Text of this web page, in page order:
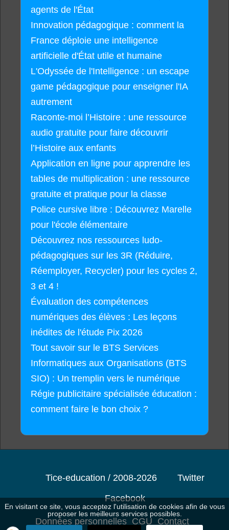
agents de l'État
Innovation pédagogique : comment la
France déploie une intelligence
artificielle d'État utile et humaine
L'Odyssée de l'Intelligence : un escape
game pédagogique pour enseigner l'IA
autrement
Raconte-moi l’Histoire : une ressource
audio gratuite pour faire découvrir
l’Histoire aux enfants
Application en ligne pour apprendre les
tables de multiplication : une ressource
gratuite et pratique pour la classe
Police cursive libre : Découvrez Marelle
pour l'école élémentaire
Découvrez nos ressources ludo-
pédagogiques sur les 3R (Réduire,
Réemployer, Recycler) pour les cycles 2,
3 et 4 !
Évaluation des compétences
numériques des élèves : Les leçons
inédites de l'étude Pix 2026
Tout savoir sur le BTS Services
Informatiques aux Organisations (BTS
SIO) : Un tremplin vers le numérique
Régie publicitaire spécialisée éducation :
comment faire le bon choix ?
Tice-education / 2008-2026
Twitter
Facebook
Données personnelles CGU Contact
En visitant ce site, vous acceptez l'utilisation de cookies afin de vous
proposer les meilleurs services possibles.